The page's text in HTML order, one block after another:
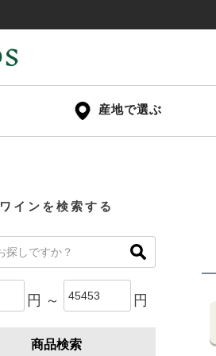
産地で選ぶ
ワインを検索する
円 ～ 円
商品検索